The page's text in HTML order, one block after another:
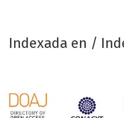
Indexada en /